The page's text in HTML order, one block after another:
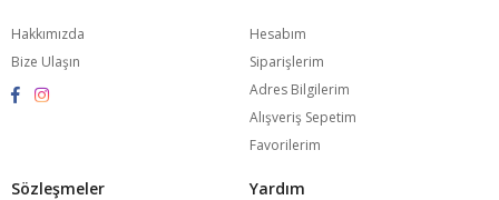
Hakkımızda
Bize Ulaşın
Hesabım
Siparişlerim
Adres Bilgilerim
Alışveriş Sepetim
Favorilerim
Sözleşmeler Yardım